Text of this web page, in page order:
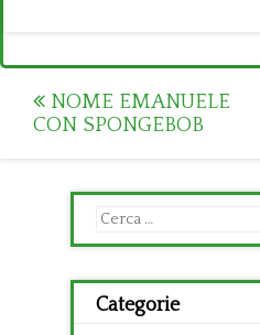
Post
navigation
NOME EMANUELE
CON SPONGEBOB
Ricerca
per:
Categorie